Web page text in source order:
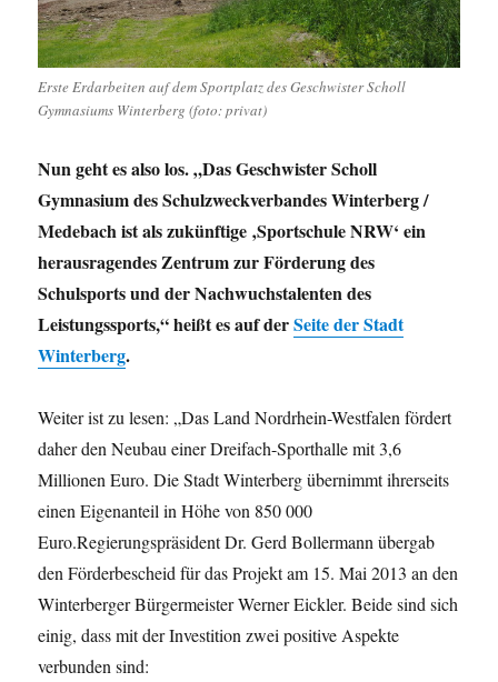
Erste Erdarbeiten auf dem Sportplatz des Geschwister Scholl
Gymnasiums Winterberg (foto: privat)
Nun geht es also los. „Das Geschwister Scholl
Gymnasium des Schulzweckverbandes Winterberg /
Medebach ist als zukünftige ‚Sportschule NRW‘ ein
herausragendes Zentrum zur Förderung des
Schulsports und der Nachwuchstalenten des
Leistungssports,“ heißt es auf derSeite der Stadt
Winterberg.
Weiter ist zu lesen: „Das Land Nordrhein-Westfalen fördert
daher den Neubau einer Dreifach-Sporthalle mit 3,6
Millionen Euro. Die Stadt Winterberg übernimmt ihrerseits
einen Eigenanteil in Höhe von 850 000
Euro.Regierungspräsident Dr. Gerd Bollermann übergab
den Förderbescheid für das Projekt am 15. Mai 2013 an den
Winterberger Bürgermeister Werner Eickler. Beide sind sich
einig, dass mit der Investition zwei positive Aspekte
verbunden sind: